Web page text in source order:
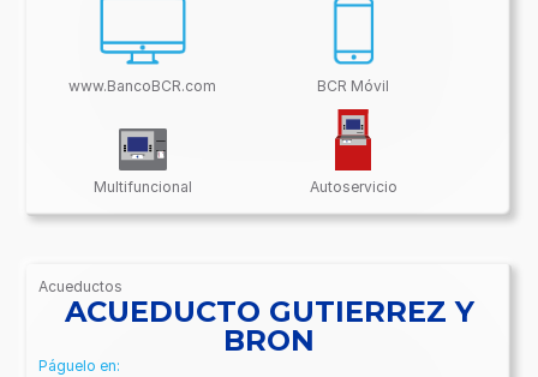
www.BancoBCR.com BCR Móvil
Multifuncional Autoservicio
Acueductos
/BancoBCR-
Contenido/Conectividades/Acueductos
ACUEDUCTO GUTIERREZ Y
BRON
Páguelo en: